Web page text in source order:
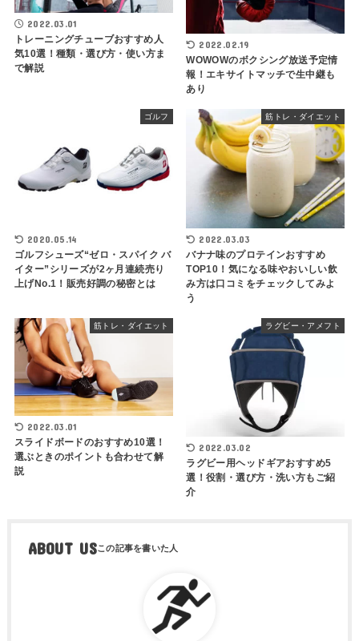
2022.03.01
トレーニングチューブおすすめ人
気10選！種類・選び方・使い方ま
で解説
2022.02.19
WOWOWのボクシング放送予定情
報！エキサイトマッチで生中継も
あり
ゴルフ
2020.05.14
ゴルフシューズ“ゼロ・スパイク バ
イター”シリーズが2ヶ月連続売り
上げNo.1！販売好調の秘密とは
筋トレ・ダイエット
2022.03.03
バナナ味のプロテインおすすめ
TOP10！気になる味やおいしい飲
み方は口コミをチェックしてみよ
う
筋トレ・ダイエット
2022.03.01
スライドボードのおすすめ10選！
選ぶときのポイントも合わせて解
説
ラグビー・アメフト
2022.03.02
ラグビー用ヘッドギアおすすめ5
選！役割・選び方・洗い方もご紹
介
ABOUT US